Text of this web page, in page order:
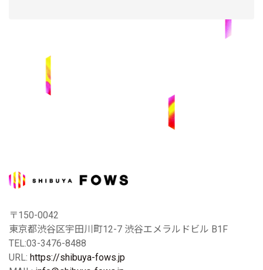
〒150-0042
東京都渋谷区宇田川町12-7 渋谷エメラルドビル B1F
TEL:03-3476-8488
URL: https://shibuya-fows.jp